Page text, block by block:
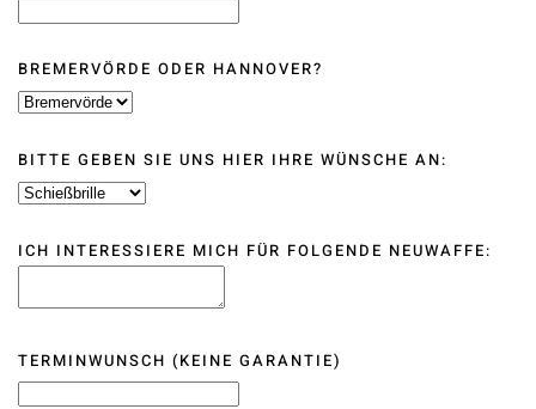
BREMERVÖRDE ODER HANNOVER?
BITTE GEBEN SIE UNS HIER IHRE WÜNSCHE AN:
ICH INTERESSIERE MICH FÜR FOLGENDE NEUWAFFE:
TERMINWUNSCH (KEINE GARANTIE)